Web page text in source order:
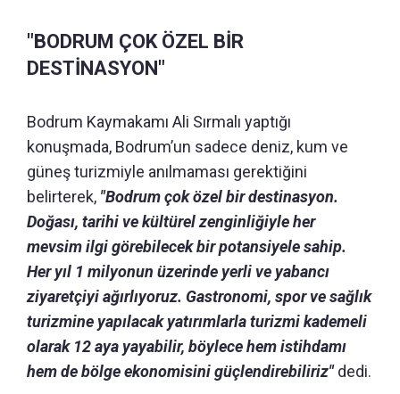
"BODRUM ÇOK ÖZEL BİR
DESTİNASYON"
Bodrum Kaymakamı Ali Sırmalı yaptığı
konuşmada, Bodrum’un sadece deniz, kum ve
güneş turizmiyle anılmaması gerektiğini
belirterek, "Bodrum çok özel bir destinasyon.
Doğası, tarihi ve kültürel zenginliğiyle her
mevsim ilgi görebilecek bir potansiyele sahip.
Her yıl 1 milyonun üzerinde yerli ve yabancı
ziyaretçiyi ağırlıyoruz. Gastronomi, spor ve sağlık
turizmine yapılacak yatırımlarla turizmi kademeli
olarak 12 aya yayabilir, böylece hem istihdamı
hem de bölge ekonomisini güçlendirebiliriz"dedi.